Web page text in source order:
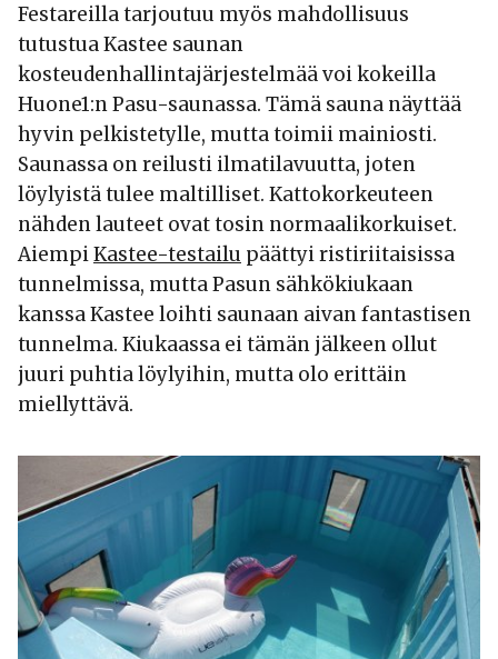
Festareilla tarjoutuu myös mahdollisuus
tutustua Kastee saunan
kosteudenhallintajärjestelmää voi kokeilla
Huone1:n Pasu-saunassa. Tämä sauna näyttää
hyvin pelkistetylle, mutta toimii mainiosti.
Saunassa on reilusti ilmatilavuutta, joten
löylyistä tulee maltilliset. Kattokorkeuteen
nähden lauteet ovat tosin normaalikorkuiset.
AiempiKastee-testailu päättyi ristiriitaisissa
tunnelmissa, mutta Pasun sähkökiukaan
kanssa Kastee loihti saunaan aivan fantastisen
tunnelma. Kiukaassa ei tämän jälkeen ollut
juuri puhtia löylyihin, mutta olo erittäin
miellyttävä.